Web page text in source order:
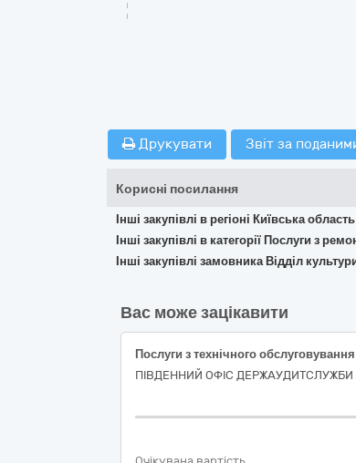
Друкувати Звіт за
Корисні посилання
Інші закупівлі в регіоні Київська область
Інші закупівлі в категорії Послуги з
Інші закупівлі замовника Відділ
Вас може зацікавити
ПІВДЕННИЙ ОФІС ДЕРЖАУДИТСЛУЖБИ